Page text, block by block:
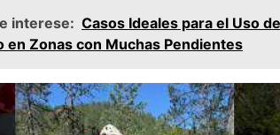
interese: Casos Ideales para el Uso
en Zonas con Muchas Pendientes